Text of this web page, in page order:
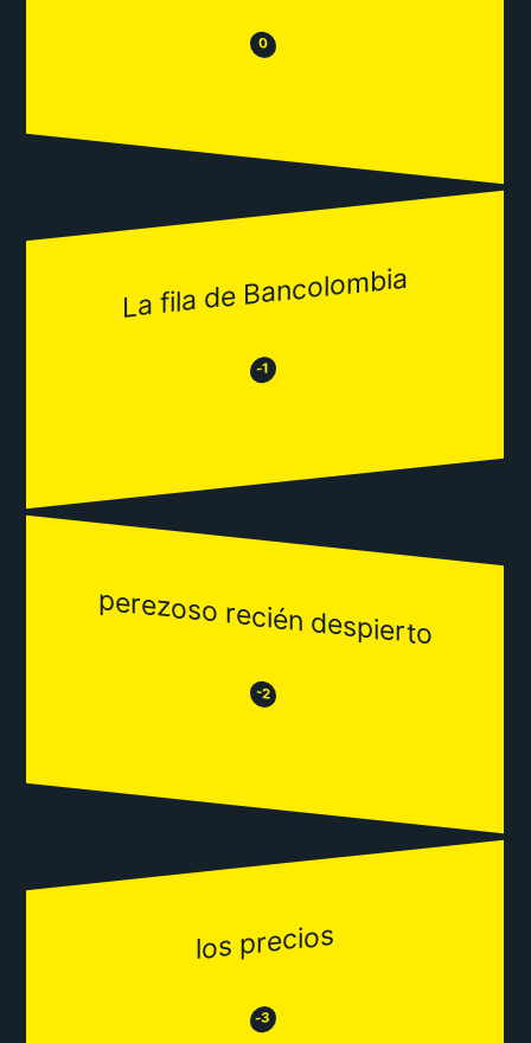
😒 0 😂
La fila de Bancolombia
😒 -1 😂
perezoso recién despierto
😒 -2 😂
los precios
😒 -3 😂